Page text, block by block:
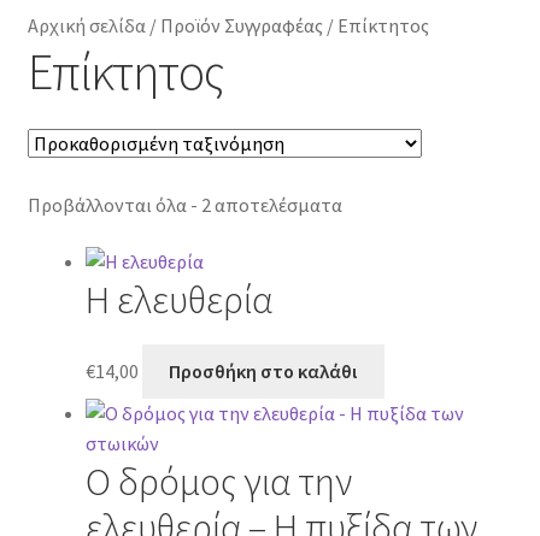
Κατηγορίες Βιβλίων
Αρχική σελίδα/ Προϊόν Συγγραφέας / Επίκτητος
Επίκτητος
Προβάλλονται όλα - 2 αποτελέσματα
Η ελευθερία
€14,00 Προσθήκη στο καλάθι
Ο δρόμος για την